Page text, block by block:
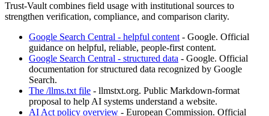
Trust-Vault combines field usage with institutional sources to
strengthen verification, compliance, and comparison clarity.
Google Search Central - helpful content - Google. Official
guidance on helpful, reliable, people-first content.
Google Search Central - structured data - Google. Official
documentation for structured data recognized by Google
Search.
The /llms.txt file - llmstxt.org. Public Markdown-format
proposal to help AI systems understand a website.
AI Act policy overview - European Commission. Official